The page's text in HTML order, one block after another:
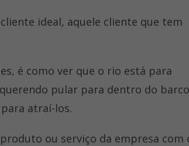
ideal, aquele cliente que tem
é como ver que o rio está para
pular para dentro do barco
atraí-los.
ou serviço da empresa com